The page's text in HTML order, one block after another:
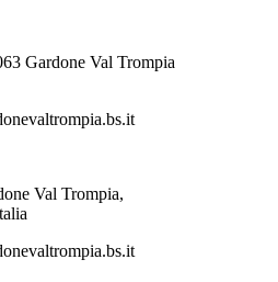
Gardone Val Trompia
Val Trompia,